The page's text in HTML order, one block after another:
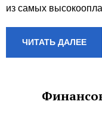
из самых
ЧИТАТЬ ДАЛЕЕ